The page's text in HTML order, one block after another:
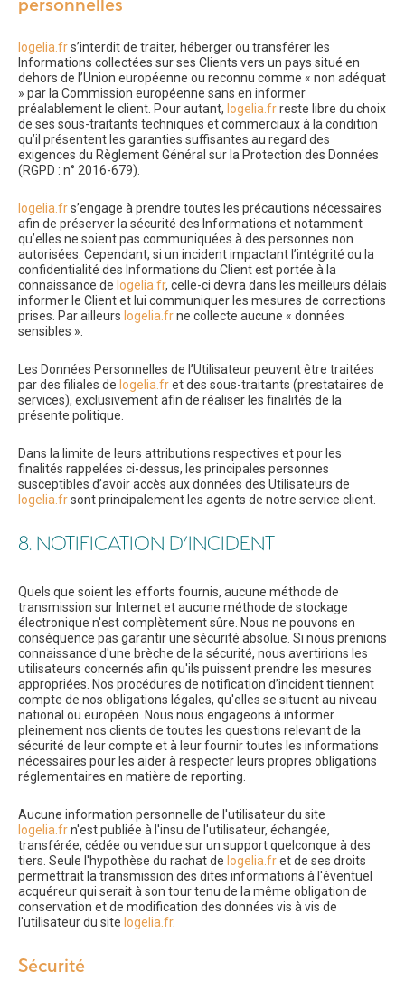
logelia.frs’interdit de traiter, héberger ou transférer les
Informations collectées sur ses Clients vers un pays situé en
dehors de l’Union européenne ou reconnu comme « non adéquat
» par la Commission européenne sans en informer
préalablement le client. Pour autant, logelia.frreste libre du choix
de ses sous-traitants techniques et commerciaux à la condition
qu’il présentent les garanties suffisantes au regard des
exigences du Règlement Général sur la Protection des Données
(RGPD : n° 2016-679).
logelia.frs’engage à prendre toutes les précautions nécessaires
afin de préserver la sécurité des Informations et notamment
qu’elles ne soient pas communiquées à des personnes non
autorisées. Cependant, si un incident impactant l’intégrité ou la
confidentialité des Informations du Client est portée à la
connaissance de logelia.fr, celle-ci devra dans les meilleurs délais
informer le Client et lui communiquer les mesures de corrections
prises. Par ailleurs logelia.frne collecte aucune « données
sensibles ».
Les Données Personnelles de l’Utilisateur peuvent être traitées
par des filiales de logelia.fret des sous-traitants (prestataires de
services), exclusivement afin de réaliser les finalités de la
présente politique.
Dans la limite de leurs attributions respectives et pour les
finalités rappelées ci-dessus, les principales personnes
susceptibles d’avoir accès aux données des Utilisateurs de
logelia.frsont principalement les agents de notre service client.
8. NOTIFICATION D’INCIDENT
Quels que soient les efforts fournis, aucune méthode de
transmission sur Internet et aucune méthode de stockage
électronique n'est complètement sûre. Nous ne pouvons en
conséquence pas garantir une sécurité absolue. Si nous prenions
connaissance d'une brèche de la sécurité, nous avertirions les
utilisateurs concernés afin qu'ils puissent prendre les mesures
appropriées. Nos procédures de notification d’incident tiennent
compte de nos obligations légales, qu'elles se situent au niveau
national ou européen. Nous nous engageons à informer
pleinement nos clients de toutes les questions relevant de la
sécurité de leur compte et à leur fournir toutes les informations
nécessaires pour les aider à respecter leurs propres obligations
réglementaires en matière de reporting.
Aucune information personnelle de l'utilisateur du site
logelia.frn'est publiée à l'insu de l'utilisateur, échangée,
transférée, cédée ou vendue sur un support quelconque à des
tiers. Seule l'hypothèse du rachat de logelia.fret de ses droits
permettrait la transmission des dites informations à l'éventuel
acquéreur qui serait à son tour tenu de la même obligation de
conservation et de modification des données vis à vis de
l'utilisateur du site logelia.fr.
Sécurité